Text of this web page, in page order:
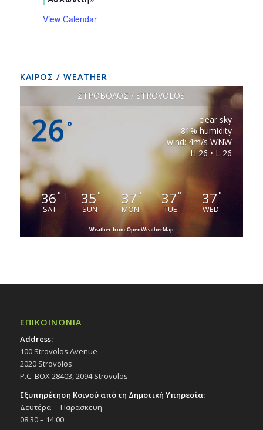
View Calendar
ΚΑΙΡΟΣ / WEATHER
ΣΤΡΟΒΟΛΟΣ / STROVOLOS
26 °
clear sky
81% humidity
wind: 4m/s WNW
H 26 • L 26
36°
SAT
35°
SUN
37°
MON
37°
TUE
37°
WED
Weather from OpenWeatherMap
ΕΠΙΚΟΙΝΩΝΙΑ
Address:
100 Strovolos Avenue
2020 Strovolos
P.C. BOX 28403, 2094 Strovolos
Εξυπηρέτηση Κοινού από τη Δημοτική Υπηρεσία:
Δευτέρα – Παρασκευή:
08:30 – 14:00